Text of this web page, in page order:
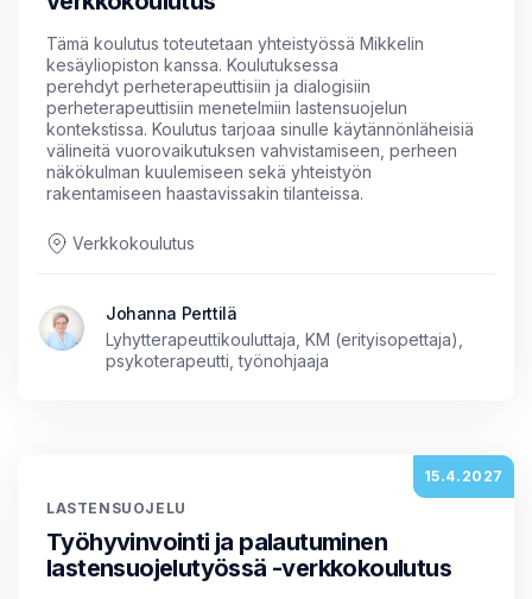
Tämä koulutus toteutetaan yhteistyössä Mikkelin
kesäyliopiston kanssa. Koulutuksessa
perehdyt perheterapeuttisiin ja dialogisiin
perheterapeuttisiin menetelmiin lastensuojelun
kontekstissa. Koulutus tarjoaa sinulle käytännönläheisiä
välineitä vuorovaikutuksen vahvistamiseen, perheen
näkökulman kuulemiseen sekä yhteistyön
rakentamiseen haastavissakin tilanteissa.
Verkkokoulutus
Johanna Perttilä
Lyhytterapeuttikouluttaja, KM (erityisopettaja),
psykoterapeutti, työnohjaaja
15.4.2027
LASTENSUOJELU
Työhyvinvointi ja palautuminen
lastensuojelutyössä -verkkokoulutus